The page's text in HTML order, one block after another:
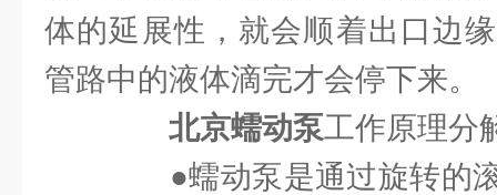
体的延展性，就会顺着出口边
管路中的液体滴完才会停下来。
北京蠕动泵工作原理分
●蠕动泵是通过旋转的滚